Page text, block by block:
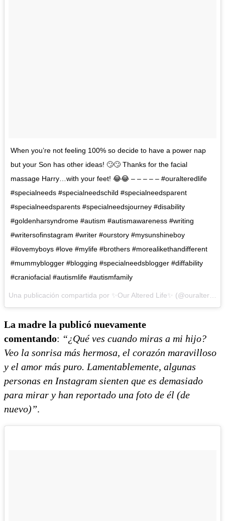
When you’re not feeling 100% so decide to have a power nap
but your Son has other ideas! 🙄🙄 Thanks for the facial
massage Harry…with your feet! 😂😂 – – – – – #ouralteredlife
#specialneeds #specialneedschild #specialneedsparent
#specialneedsparents #specialneedsjourney #disability
#goldenharsyndrome #autism #autismawareness #writing
#writersofinstagram #writer #ourstory #mysunshineboy
#ilovemyboys #love #mylife #brothers #morealikethandifferent
#mummyblogger #blogging #specialneedsblogger #diffability
#craniofacial #autismlife #autismfamily
La madre la publicó nuevamente
comentando: “¿Qué ves cuando miras a mi hijo?
Veo la sonrisa más hermosa, el corazón maravilloso
y el amor más puro. Lamentablemente, algunas
personas en Instagram sienten que es demasiado
para mirar y han reportado una foto de él (de
nuevo)”.